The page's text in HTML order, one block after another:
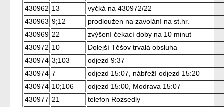
430962 13
vyčká na 430972/22
430963 9;12
prodloužen na zavolání na st.hr.
430969 22
zvýšení čekací doby na 10 minut
430972 10
Dolejší Těšov trvalá obsluha
430974 3;103
odjezd 9:37
430974 7
odjezd 15:07, nábřeží odjezd 15:20
430974 10;106
odjezd 15:00, Modrava 15:07
430977 21
telefon Rozsedly